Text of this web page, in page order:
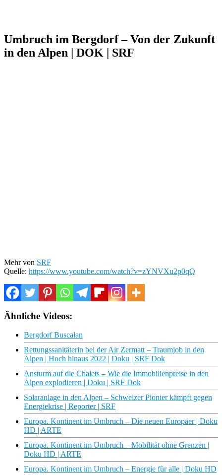
Umbruch im Bergdorf – Von der Zukunft
in den Alpen | DOK | SRF
Mehr von SRF
Quelle: https://www.youtube.com/watch?v=zYNVXu2p0qQ
Ähnliche Videos:
Bergdorf Buscalan
Rettungssanitäterin bei der Air Zermatt – Traumjob in den
Alpen | Hoch hinaus 2022 | Doku | SRF Dok
Ansturm auf die Chalets – Wie die Immobilienpreise in den
Alpen explodieren | Doku | SRF Dok
Solaranlage in den Alpen – Schweizer Pionier kämpft gegen
Energiekrise | Reporter | SRF
Europa. Kontinent im Umbruch – Die neuen Europäer | Doku
HD | ARTE
Europa. Kontinent im Umbruch – Mobilität ohne Grenzen |
Doku HD | ARTE
Europa. Kontinent im Umbruch – Energie für alle | Doku HD